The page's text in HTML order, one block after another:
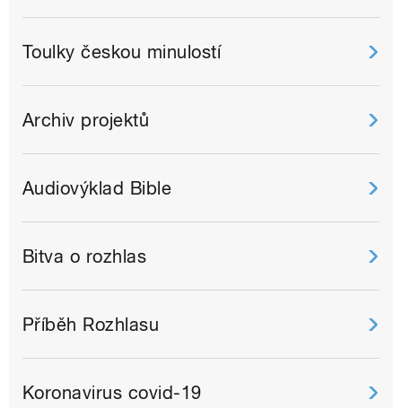
Toulky českou minulostí
Archiv projektů
Audiovýklad Bible
Bitva o rozhlas
Příběh Rozhlasu
Koronavirus covid-19